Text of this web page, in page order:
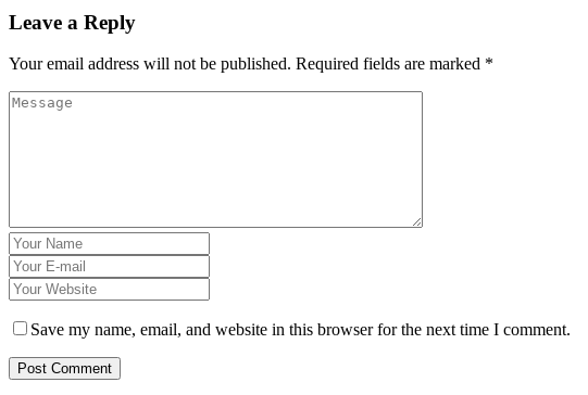
Leave a Reply
Your email address will not be published. Required fields are marked *
Save my name, email, and website in this browser for the next time I comment.